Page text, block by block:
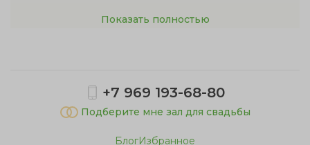
Рестораны для дня рождения предлагают готовую
Кафе подойдут для более камерных празднований в
компании до 30 человек, тогда как рестораны
Показать полностью
БлогИзбранное
+7 969 193-68-80
Подберите мне зал для свадьбы